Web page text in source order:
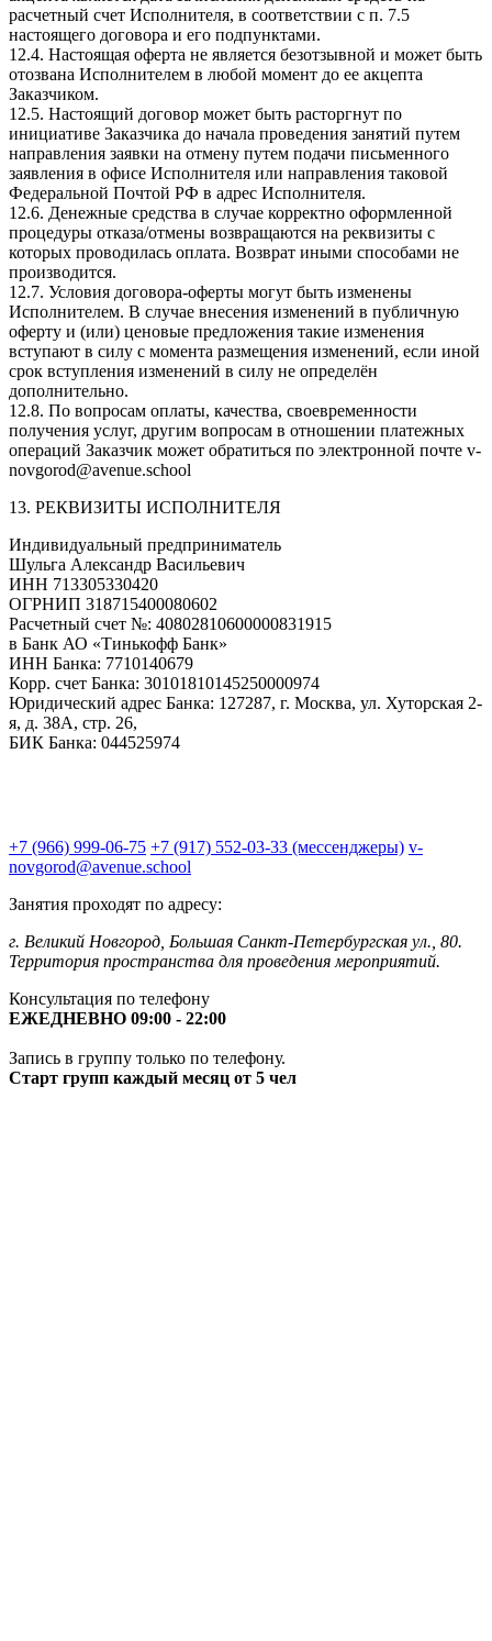
расчетный счет Исполнителя, в соответствии с п. 7.5
настоящего договора и его подпунктами.
12.4. Настоящая оферта не является безотзывной и может быть
отозвана Исполнителем в любой момент до ее акцепта
Заказчиком.
12.5. Настоящий договор может быть расторгнут по
инициативе Заказчика до начала проведения занятий путем
направления заявки на отмену путем подачи письменного
заявления в офисе Исполнителя или направления таковой
Федеральной Почтой РФ в адрес Исполнителя.
12.6. Денежные средства в случае корректно оформленной
процедуры отказа/отмены возвращаются на реквизиты с
которых проводилась оплата. Возврат иными способами не
производится.
12.7. Условия договора-оферты могут быть изменены
Исполнителем. В случае внесения изменений в публичную
оферту и (или) ценовые предложения такие изменения
вступают в силу с момента размещения изменений, если иной
срок вступления изменений в силу не определён
дополнительно.
12.8. По вопросам оплаты, качества, своевременности
получения услуг, другим вопросам в отношении платежных
операций Заказчик может обратиться по электронной почте v-
novgorod@avenue.school
13. РЕКВИЗИТЫ ИСПОЛНИТЕЛЯ
Индивидуальный предприниматель
Шульга Александр Васильевич
ИНН 713305330420
ОГРНИП 318715400080602
Расчетный счет №: 40802810600000831915
в Банк АО «Тинькофф Банк»
ИНН Банка: 7710140679
Корр. счет Банка: 30101810145250000974
Юридический адрес Банка: 127287, г. Москва, ул. Хуторская 2-
я, д. 38А, стр. 26,
БИК Банка: 044525974
+7 (966) 999-06-75 +7 (917) 552-03-33 (мессенджеры) v-
novgorod@avenue.school
Занятия проходят по адресу:
г. Великий Новгород, Большая Санкт-Петербургская ул., 80.
Территория пространства для проведения мероприятий.
Консультация по телефону
ЕЖЕДНЕВНО 09:00 - 22:00
Запись в группу только по телефону.
Старт групп каждый месяц от 5 чел